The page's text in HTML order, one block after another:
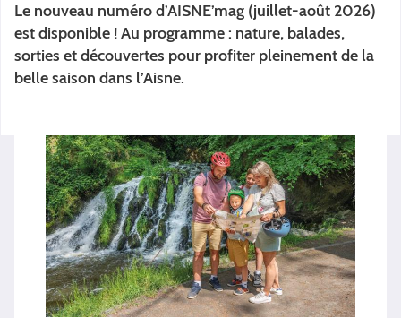
Le nouveau numéro d’AISNE’mag (juillet-août 2026)
est disponible ! Au programme : nature, balades,
sorties et découvertes pour profiter pleinement de la
belle saison dans l’Aisne.